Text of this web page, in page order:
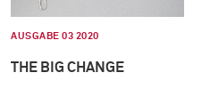
AUSGABE 03 2020
THE BIG CHANGE